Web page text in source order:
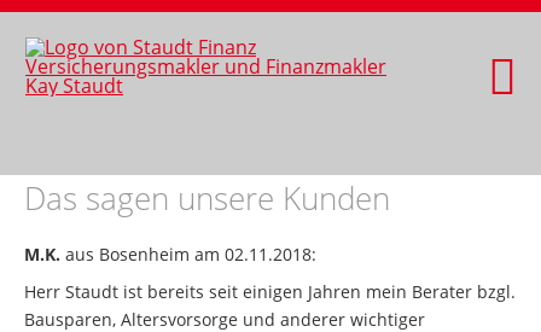
Das sagen unsere Kunden
M.K. aus Bosenheim am 02.11.2018:
Herr Staudt ist bereits seit einigen Jahren mein Berater bzgl.
Bausparen, Altersvorsorge und anderer wichtiger